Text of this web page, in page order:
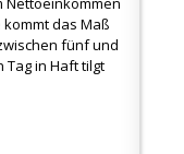
das Maß
fünf und
Tag in Haft tilgt